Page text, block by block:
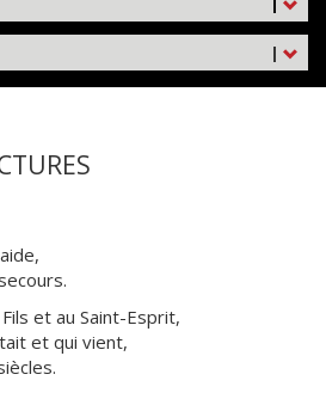
|
et au Saint-Esprit,
et qui vient,